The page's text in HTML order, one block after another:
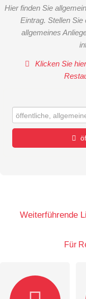
Hier finden Sie
Eintrag. Stellen Sie
allgemeines
Klicken Sie
E-Mail-Adresse
Weiterführende
Für